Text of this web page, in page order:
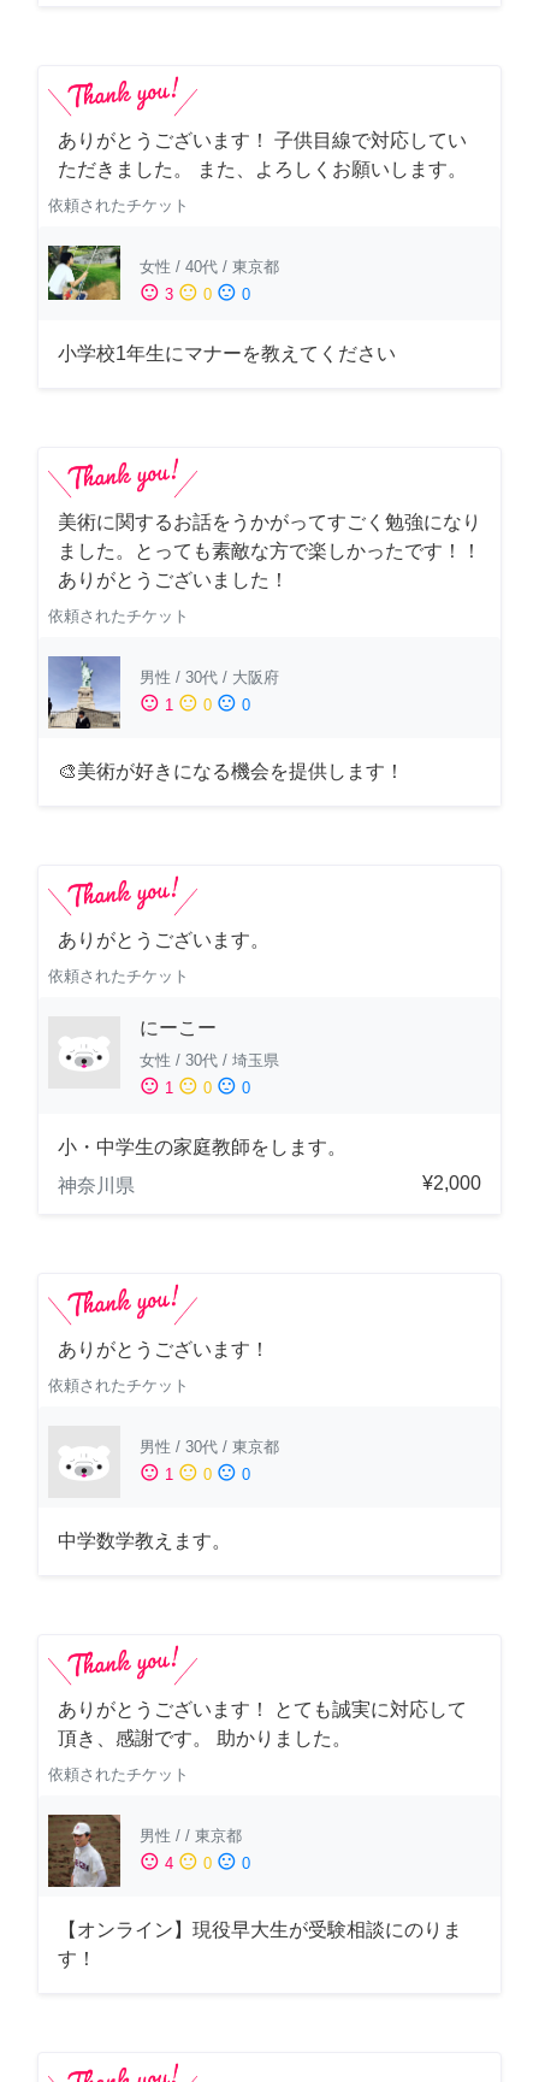
ありがとうございます！ 子供目線で対応してい
ただきました。 また、よろしくお願いします。
依頼されたチケット
女性 / 40代 / 東京都
sentiment_satisfied 3 sentiment_neutral 0 sentiment_dissatisfied 0
小学校1年生にマナーを教えてください
美術に関するお話をうかがってすごく勉強になり
ました。とっても素敵な方で楽しかったです！！
ありがとうございました！
依頼されたチケット
男性 / 30代 / 大阪府
sentiment_satisfied 1 sentiment_neutral 0 sentiment_dissatisfied 0
🎨美術が好きになる機会を提供します！
ありがとうございます。
依頼されたチケット
にーこー
女性 / 30代 / 埼玉県
sentiment_satisfied 1 sentiment_neutral 0 sentiment_dissatisfied 0
小・中学生の家庭教師をします。
神奈川県
¥2,000
ありがとうございます！
依頼されたチケット
男性 / 30代 / 東京都
sentiment_satisfied 1 sentiment_neutral 0 sentiment_dissatisfied 0
中学数学教えます。
ありがとうございます！ とても誠実に対応して
頂き、感謝です。 助かりました。
依頼されたチケット
男性 / / 東京都
sentiment_satisfied 4 sentiment_neutral 0 sentiment_dissatisfied 0
【オンライン】現役早大生が受験相談にのりま
す！